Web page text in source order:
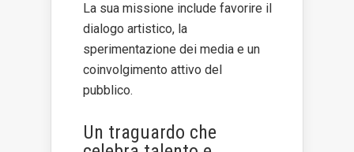
La sua missione include favorire il
dialogo artistico, la
sperimentazione dei media e un
coinvolgimento attivo del
pubblico.
Un traguardo che